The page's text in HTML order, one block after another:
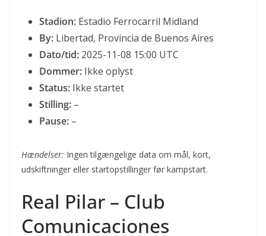
Stadion: Estadio Ferrocarril Midland
By: Libertad, Provincia de Buenos Aires
Dato/tid: 2025-11-08 15:00 UTC
Dommer: Ikke oplyst
Status: Ikke startet
Stilling: –
Pause: –
Hændelser: Ingen tilgængelige data om mål, kort,
udskiftninger eller startopstillinger før kampstart.
Real Pilar – Club
Comunicaciones